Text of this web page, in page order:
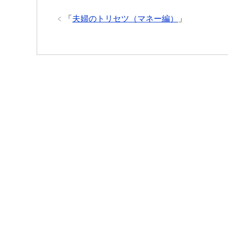
「 夫婦のトリセツ（マネー編） 」